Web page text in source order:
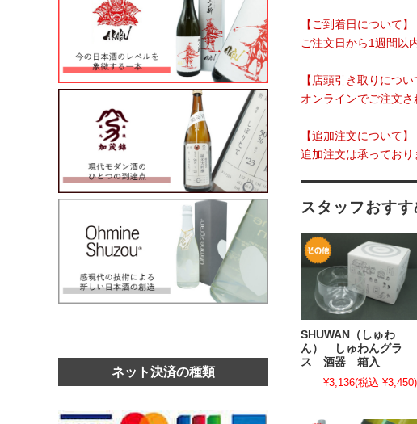
【ご到着日について】
ご注文日から1週間以
【店頭引き取りについ
オンラインでご注文さ
【追加注文について】
追加注文は承っており
スタッフおす
SHUWAN（しゅわ
ん） しゅわんグラ
ス 酒器 箱入
¥3,136(税込 ¥3,450)
ネット決済の種類